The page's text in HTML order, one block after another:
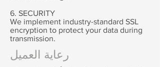
6. SECURITY
We implement industry-standard SSL
encryption to protect your data during
transmission.
رعاية العميل